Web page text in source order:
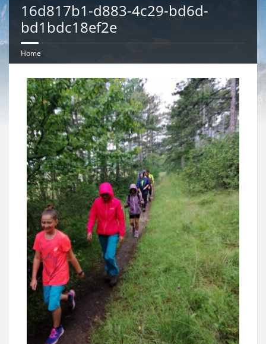
16d817b1-d883-4c29-bd6d-
bd1bdc18ef2e
Home